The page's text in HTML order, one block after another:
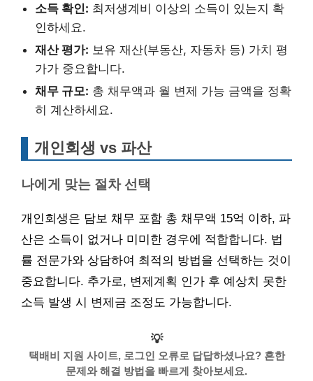
소득 확인: 최저생계비 이상의 소득이 있는지 확
인하세요.
재산 평가: 보유 재산(부동산, 자동차 등) 가치 평
가가 중요합니다.
채무 규모: 총 채무액과 월 변제 가능 금액을 정확
히 계산하세요.
개인회생 vs 파산
나에게 맞는 절차 선택
개인회생은 담보 채무 포함 총 채무액 15억 이하, 파
산은 소득이 없거나 미미한 경우에 적합합니다. 법
률 전문가와 상담하여 최적의 방법을 선택하는 것이
중요합니다. 추가로, 변제계획 인가 후 예상치 못한
소득 발생 시 변제금 조정도 가능합니다.
💡
택배비 지원 사이트, 로그인 오류로 답답하셨나요? 흔한
문제와 해결 방법을 빠르게 찾아보세요.